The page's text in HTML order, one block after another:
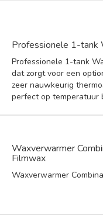
Professionele 1-tank
Professionele 1-tank
dat zorgt voor een
zeer nauwkeurig
perfect op temperatuur
Waxverwarmer
Filmwax
Waxverwarmer